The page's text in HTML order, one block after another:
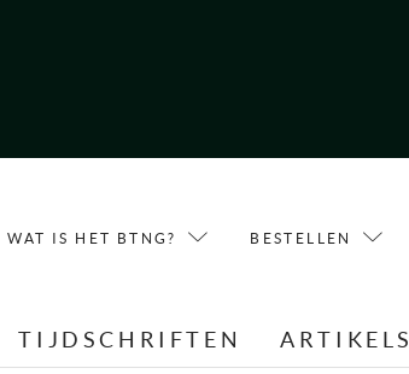
WAT IS HET BTNG? BESTELLEN
TIJDSCHRIFTEN ARTIKELS